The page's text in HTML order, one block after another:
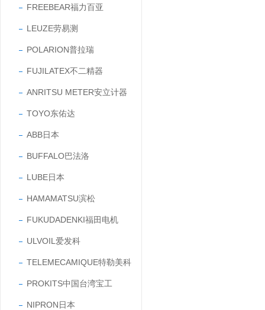
FREEBEAR福力百亚
LEUZE劳易测
POLARION普拉瑞
FUJILATEX不二精器
ANRITSU METER安立计器
TOYO东佑达
ABB日本
BUFFALO巴法洛
LUBE日本
HAMAMATSU滨松
FUKUDADENKI福田电机
ULVOIL爱发科
TELEMECAMIQUE特勒美科
PROKITS中国台湾宝工
NIPRON日本